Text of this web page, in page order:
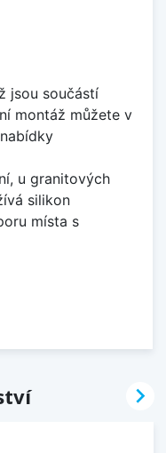
jsou součástí
montáž můžete v
u granitových
silikon
místa s
